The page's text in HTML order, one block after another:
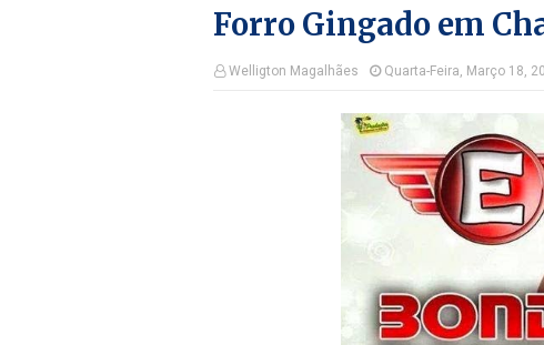
Forro Gingado em
Welligton Magalhães Quarta-Feira, Março 18,